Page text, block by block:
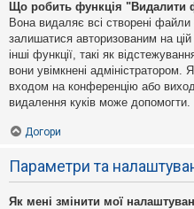
Що робить функція "Видалити
Вона видаляє всі створені
залишатися авторизованим на
інші функції, такі як
вони увімкнені
входом на конференцію або
видалення куків може допомогти.
Догори
Параметри та
Як мені змінити мої